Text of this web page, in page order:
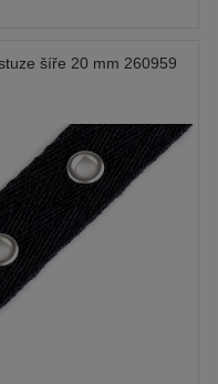
šíře 20 mm 260959